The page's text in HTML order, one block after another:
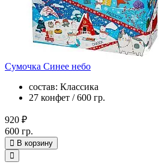
Сумочка Синее небо
состав: Классика
27 конфет / 600 гр.
920 ₽
600 гр.
В корзину